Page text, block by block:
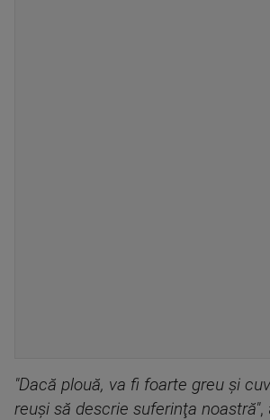
"Dacă plouă, va fi foarte greu şi
reuşi să descrie suferinţa noastră",